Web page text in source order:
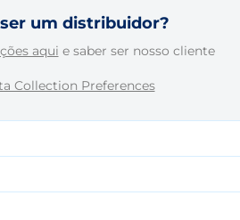
um distribuidor?
aqui e saber ser nosso cliente
Collection Preferences